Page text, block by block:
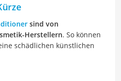
sind von
Herstellern. So können
schädlichen künstlichen